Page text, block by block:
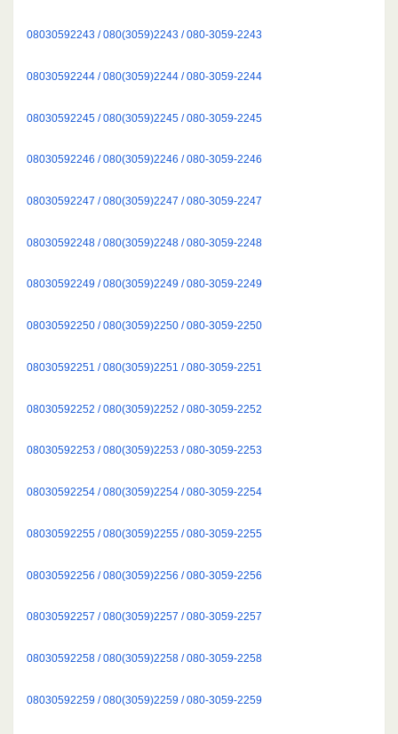
08030592243 / 080(3059)2243 / 080-3059-2243
08030592244 / 080(3059)2244 / 080-3059-2244
08030592245 / 080(3059)2245 / 080-3059-2245
08030592246 / 080(3059)2246 / 080-3059-2246
08030592247 / 080(3059)2247 / 080-3059-2247
08030592248 / 080(3059)2248 / 080-3059-2248
08030592249 / 080(3059)2249 / 080-3059-2249
08030592250 / 080(3059)2250 / 080-3059-2250
08030592251 / 080(3059)2251 / 080-3059-2251
08030592252 / 080(3059)2252 / 080-3059-2252
08030592253 / 080(3059)2253 / 080-3059-2253
08030592254 / 080(3059)2254 / 080-3059-2254
08030592255 / 080(3059)2255 / 080-3059-2255
08030592256 / 080(3059)2256 / 080-3059-2256
08030592257 / 080(3059)2257 / 080-3059-2257
08030592258 / 080(3059)2258 / 080-3059-2258
08030592259 / 080(3059)2259 / 080-3059-2259